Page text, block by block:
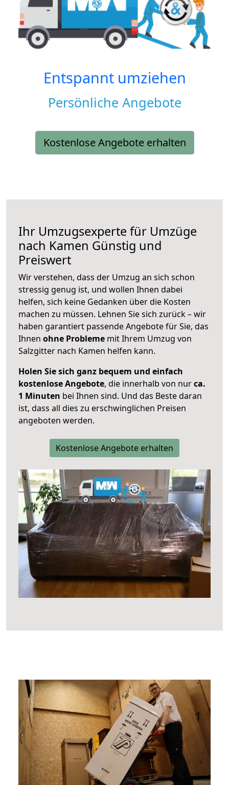
Entspannt umziehen
Persönliche Angebote
Kostenlose Angebote erhalten
Ihr Umzugsexperte für Umzüge
nach Kamen Günstig und
Preiswert
Wir verstehen, dass der Umzug an sich schon
stressig genug ist, und wollen Ihnen dabei
helfen, sich keine Gedanken über die Kosten
machen zu müssen. Lehnen Sie sich zurück – wir
haben garantiert passende Angebote für Sie, das
Ihnen ohne Probleme mit Ihrem Umzug von
Salzgitter nach Kamen helfen kann.
Holen Sie sich ganz bequem und einfach
kostenlose Angebote, die innerhalb von nurca.
1 Minuten bei Ihnen sind. Und das Beste daran
ist, dass all dies zu erschwinglichen Preisen
angeboten werden.
Kostenlose Angebote erhalten